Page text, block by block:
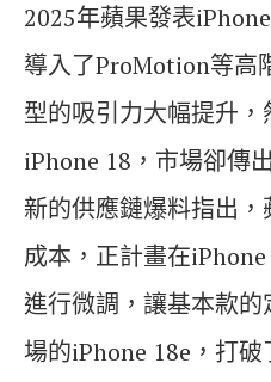
2025年蘋果發表
導入了ProMotion等高
型的吸引力大幅提升
iPhone 18，市場卻傳
新的供應鏈爆料指出
成本，正計畫在
進行微調，讓基本款
場的iPhone 18e，打